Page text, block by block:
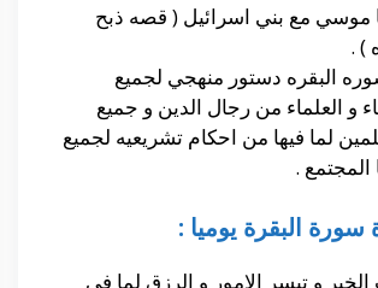
موسي مع بني اسرائيل ( قصه ذبح
) .
البقره دستور منهجي لجميع
و العلماء من رجال الدين و جميع
لما فيها من احكام تشريعيه لجميع
المجتمع .
البقرة يوميا :
و تيسر الامور و الرزق لما في